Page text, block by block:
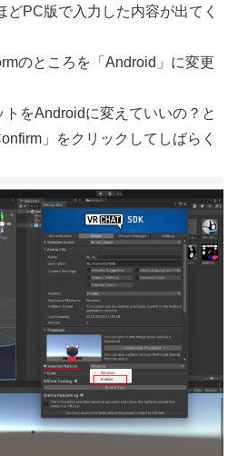
PC版で入力した内容が出てく
のところを「Android」に変更
をAndroidに変えていいの？と
」をクリックしてしばらく